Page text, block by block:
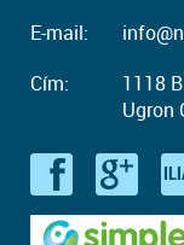
E-mail:
Cím:
1118
Ugron